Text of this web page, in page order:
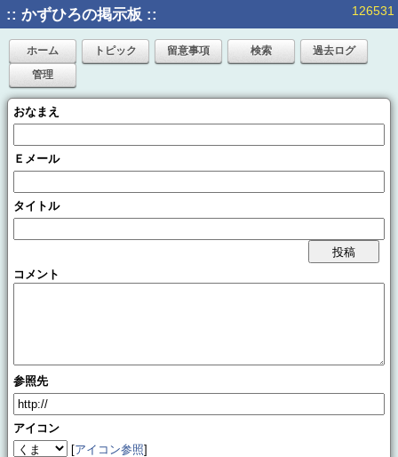
:: かずひろの掲示板 :: 126531
ホーム トピック 留意事項 検索
過去ログ
管理
おなまえ
Ｅメール
タイトル
コメント
参照先
アイコン
[アイコン参照]